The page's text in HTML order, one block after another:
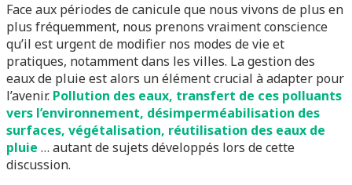
Face aux périodes de canicule que nous vivons de plus en
plus fréquemment, nous prenons vraiment conscience
qu’il est urgent de modifier nos modes de vie et
pratiques, notamment dans les villes. La gestion des
eaux de pluie est alors un élément crucial à adapter pour
l’avenir. Pollution des eaux, transfert de ces polluants
vers l’environnement, désimperméabilisation des
surfaces, végétalisation, réutilisation des eaux de
pluie … autant de sujets développés lors de cette
discussion.